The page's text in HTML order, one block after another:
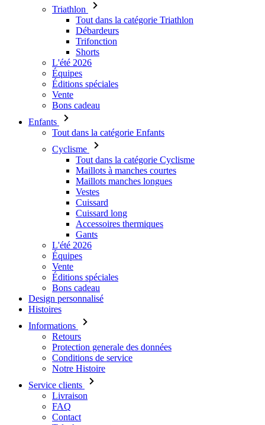
Triathlon
Tout dans la catégorie Triathlon
Débardeurs
Trifonction
Shorts
L'été 2026
Équipes
Éditions spéciales
Vente
Bons cadeau
Enfants
Tout dans la catégorie Enfants
Cyclisme
Tout dans la catégorie Cyclisme
Maillots à manches courtes
Maillots manches longues
Vestes
Cuissard
Cuissard long
Accessoires thermiques
Gants
L'été 2026
Équipes
Vente
Éditions spéciales
Bons cadeau
Design personnalisé
Histoires
Informations
Retours
Protection generale des données
Conditions de service
Notre Histoire
Service clients
Livraison
FAQ
Contact